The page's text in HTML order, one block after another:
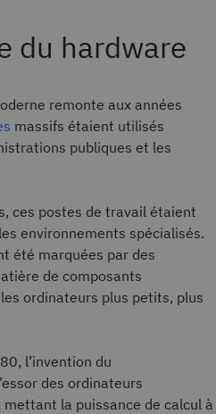
du hardware
remonte aux années
massifs étaient utilisés
publiques et les
ces postes de travail étaient
environnements spécialisés.
été marquées par des
de composants
ordinateurs plus petits, plus
l’invention du
des ordinateurs
mettant la puissance de calcul à